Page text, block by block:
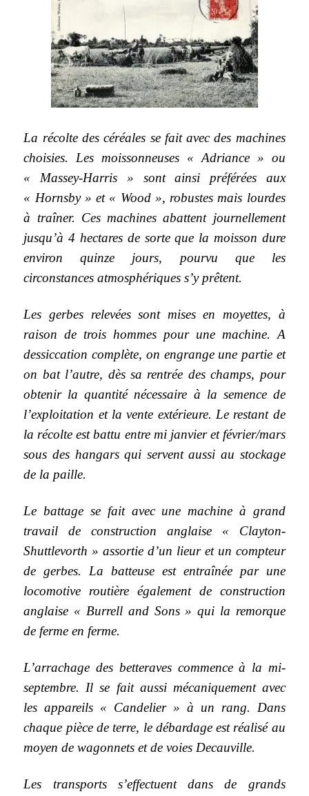
La récolte des céréales se fait avec des machines
choisies. Les moissonneuses « Adriance » ou
« Massey-Harris » sont ainsi préférées aux
« Hornsby » et « Wood », robustes mais lourdes
à traîner. Ces machines abattent journellement
jusqu’à 4 hectares de sorte que la moisson dure
environ quinze jours, pourvu que les
circonstances atmosphériques s’y prêtent.
Les gerbes relevées sont mises en moyettes, à
raison de trois hommes pour une machine. A
dessiccation complète, on engrange une partie et
on bat l’autre, dès sa rentrée des champs, pour
obtenir la quantité nécessaire à la semence de
l’exploitation et la vente extérieure. Le restant de
la récolte est battu entre mi janvier et février/mars
sous des hangars qui servent aussi au stockage
de la paille.
Le battage se fait avec une machine à grand
travail de construction anglaise « Clayton-
Shuttlevorth » assortie d’un lieur et un compteur
de gerbes. La batteuse est entraînée par une
locomotive routière également de construction
anglaise « Burrell and Sons » qui la remorque
de ferme en ferme.
L’arrachage des betteraves commence à la mi-
septembre. Il se fait aussi mécaniquement avec
les appareils « Candelier » à un rang. Dans
chaque pièce de terre, le débardage est réalisé au
moyen de wagonnets et de voies Decauville.
Les transports s’effectuent dans de grands